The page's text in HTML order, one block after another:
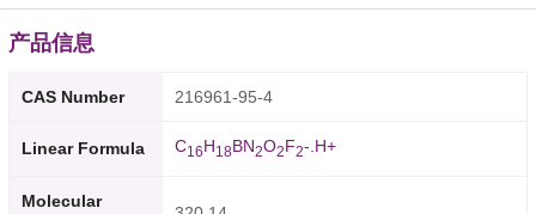
产品信息
CAS Number 216961-95-4
Linear Formula C1 6H1 8BN2O2F2-.H+
Molecular